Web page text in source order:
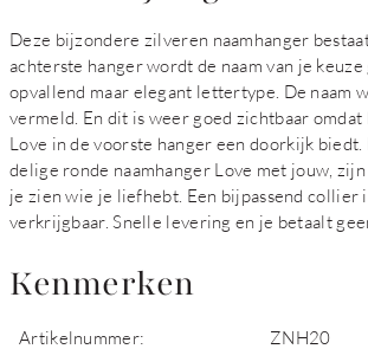
Deze bijzondere zilveren naamhanger
achterste hanger wordt de naam van je
opvallend maar elegant lettertype. De naam
vermeld. En dit is weer goed zichtbaar
Love in de voorste hanger een doorkijk
delige ronde naamhanger Love met jouw, zijn
je zien wie je liefhebt. Een bijpassend collier
verkrijgbaar. Snelle levering en je betaalt
Kenmerken
Artikelnummer: ZNH20